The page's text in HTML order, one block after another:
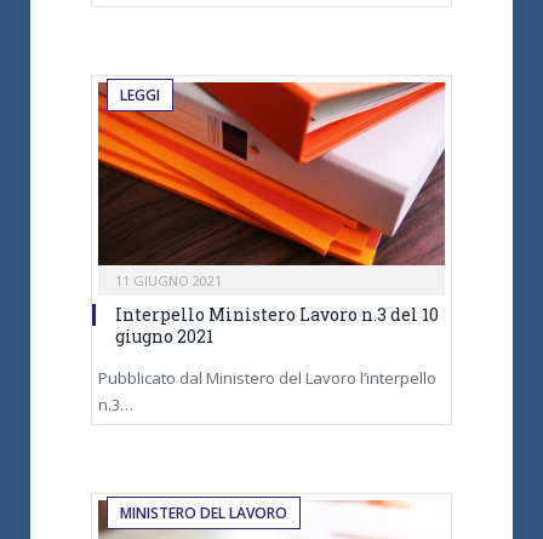
LEGGI
11 GIUGNO 2021
Interpello Ministero Lavoro n.3 del 10
giugno 2021
Pubblicato dal Ministero del Lavoro l’interpello
n.3…
MINISTERO DEL LAVORO